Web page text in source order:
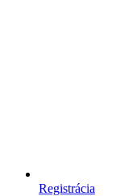
Registrácia